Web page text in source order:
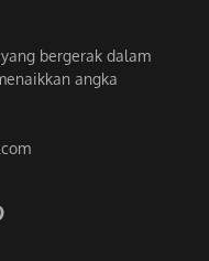
bergerak dalam
angka